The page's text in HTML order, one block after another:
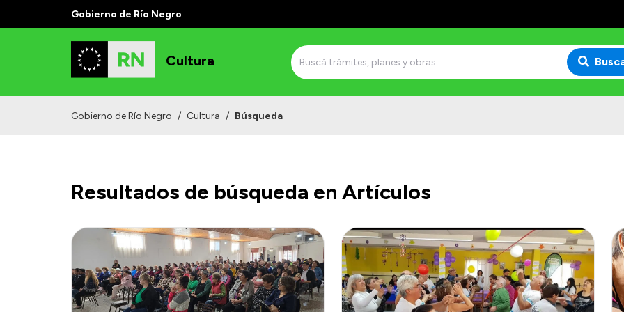
Gobierno de Río Negro
Cultura
Gobierno de Río Negro / Cultura / Búsqueda
Resultados de búsqueda en Artículos